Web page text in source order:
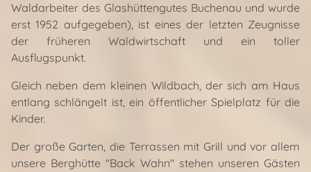
Waldarbeiter des Glashüttengutes Buchenau und wurde
erst 1952 aufgegeben), ist eines der letzten Zeugnisse
der früheren Waldwirtschaft und ein toller
Ausflugspunkt.
Gleich neben dem kleinen Wildbach, der sich am Haus
entlang schlängelt ist, ein öffentlicher Spielplatz für die
Kinder.
Der große Garten, die Terrassen mit Grill und vor allem
unsere Berghütte "Back Wahn" stehen unseren Gästen